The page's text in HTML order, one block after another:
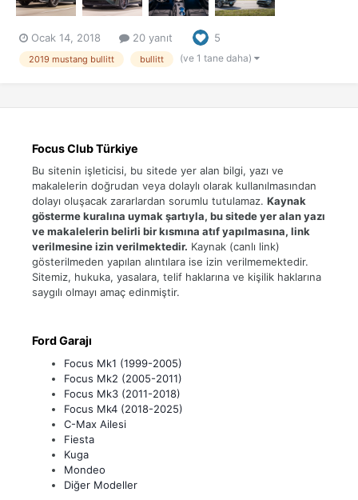
Ocak 14, 2018 20 yanıt 5
2019 mustang bullitt bullitt (ve 1 tane daha)
Focus Club Türkiye
Bu sitenin işleticisi, bu sitede yer alan bilgi, yazı ve
makalelerin doğrudan veya dolaylı olarak kullanılmasından
dolayı oluşacak zararlardan sorumlu tutulamaz. Kaynak
gösterme kuralına uymak şartıyla, bu sitede yer alan yazı
ve makalelerin belirli bir kısmına atıf yapılmasına, link
verilmesine izin verilmektedir. Kaynak (canlı link)
gösterilmeden yapılan alıntılara ise izin verilmemektedir.
Sitemiz, hukuka, yasalara, telif haklarına ve kişilik haklarına
saygılı olmayı amaç edinmiştir.
Ford Garajı
Focus Mk1 (1999-2005)
Focus Mk2 (2005-2011)
Focus Mk3 (2011-2018)
Focus Mk4 (2018-2025)
C-Max Ailesi
Fiesta
Kuga
Mondeo
Diğer Modeller